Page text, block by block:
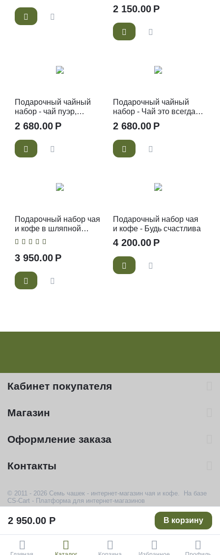
2 950.00 Р В корзину
2 150.00 Р
Подарочный чайный
набор - чай пуэр,
ассорти мини точ
2 680.00 Р
Подарочный чайный
набор - Чай это всегда
хорошая идея
2 680.00 Р
Подарочный набор чая
и кофе в шляпной
коробке
3 950.00 Р
Подарочный набор чая
и кофе - Будь счастлива
4 200.00 Р
Кабинет покупателя
Магазин
Оформление заказа
Контакты
© 2011 - 2026 Семь чашек - интернет-магазин чая и кофе. На базе
CS-Cart - Платформа для интернет-магазинов